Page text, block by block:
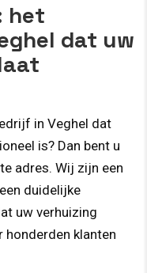
het
dat uw
in Veghel dat
is? Dan bent u
adres. Wij zijn een
duidelijke
uw verhuizing
klanten